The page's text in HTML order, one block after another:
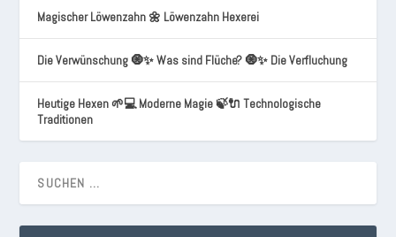
Magischer Löwenzahn 🌼 Löwenzahn Hexerei
Die Verwünschung 🧿✨ Was sind Flüche? 🧿✨ Die Verfluchung
Heutige Hexen 🌱💻 Moderne Magie 🍃🔌 Technologische
Traditionen